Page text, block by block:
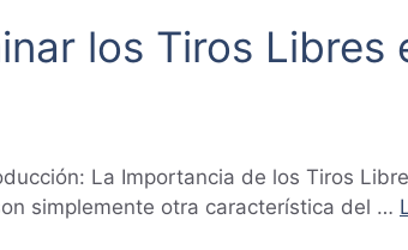
los Tiros Libres
La Importancia de los Tiros
simplemente otra característica del …